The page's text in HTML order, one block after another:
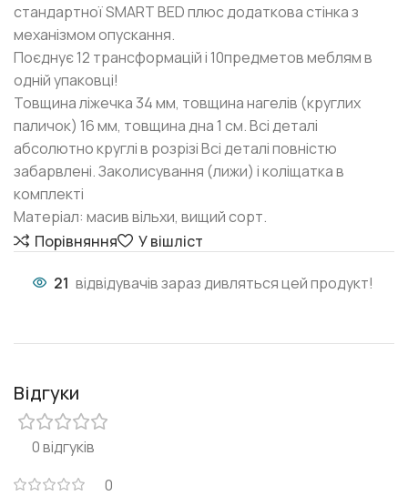
стандартної SMART BED плюс додаткова стінка з
механізмом опускання.
Поєднує 12 трансформацій і 10предметов меблям в
одній упаковці!
Товщина ліжечка 34 мм, товщина нагелів (круглих
паличок) 16 мм, товщина дна 1 см. Всі деталі
абсолютно круглі в розрізі Всі деталі повністю
забарвлені. Заколисування (лижи) і коліщатка в
комплекті
Матеріал: масив вільхи, вищий сорт.
Порівняння
У вішліст
21 відвідувачів зараз дивляться цей продукт!
Відгуки
0 відгуків
0